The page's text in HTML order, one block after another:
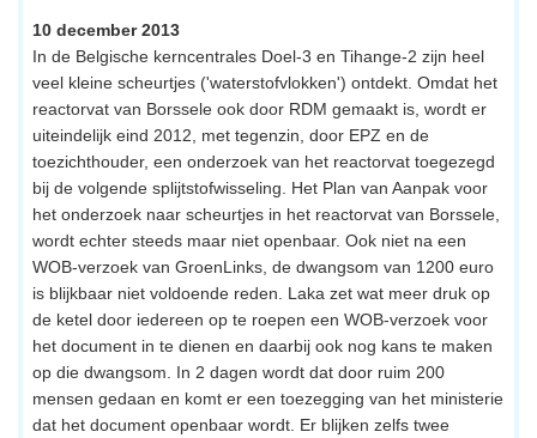
10 december 2013
In de Belgische kerncentrales Doel-3 en Tihange-2 zijn heel
veel kleine scheurtjes ('waterstofvlokken') ontdekt. Omdat het
reactorvat van Borssele ook door RDM gemaakt is, wordt er
uiteindelijk eind 2012, met tegenzin, door EPZ en de
toezichthouder, een onderzoek van het reactorvat toegezegd
bij de volgende splijtstofwisseling. Het Plan van Aanpak voor
het onderzoek naar scheurtjes in het reactorvat van Borssele,
wordt echter steeds maar niet openbaar. Ook niet na een
WOB-verzoek van GroenLinks, de dwangsom van 1200 euro
is blijkbaar niet voldoende reden. Laka zet wat meer druk op
de ketel door iedereen op te roepen een WOB-verzoek voor
het document in te dienen en daarbij ook nog kans te maken
op die dwangsom. In 2 dagen wordt dat door ruim 200
mensen gedaan en komt er een toezegging van het ministerie
dat het document openbaar wordt. Er blijken zelfs twee